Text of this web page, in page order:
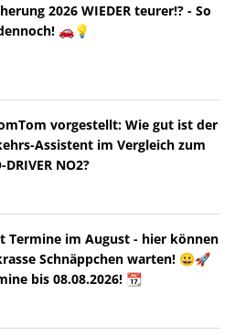
2026 WIEDER teurer!? - So
🚗💡
vorgestellt: Wie gut ist der
Assistent im Vergleich zum
NO2?
Termine im August - hier können
Schnäppchen warten! 😀🚀
bis 08.08.2026! 📆